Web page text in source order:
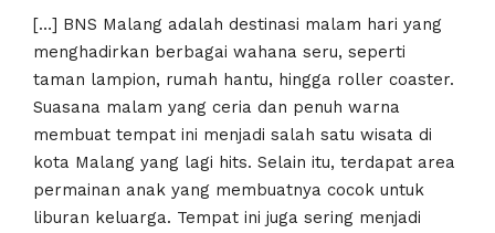
[…] BNS Malang adalah destinasi malam hari yang
menghadirkan berbagai wahana seru, seperti
taman lampion, rumah hantu, hingga roller coaster.
Suasana malam yang ceria dan penuh warna
membuat tempat ini menjadi salah satu wisata di
kota Malang yang lagi hits. Selain itu, terdapat area
permainan anak yang membuatnya cocok untuk
liburan keluarga. Tempat ini juga sering menjadi